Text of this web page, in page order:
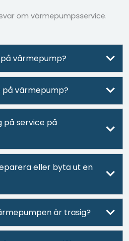
om värmepumpsservice.
värmepump?
på värmepump?
på service på
eller byta ut en
är trasig?